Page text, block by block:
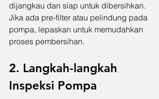
dijangkau dan siap untuk dibersihkan.
Jika ada pre-filter atau pelindung pada
pompa, lepaskan untuk memudahkan
proses pembersihan.
2. Langkah-langkah
Inspeksi Pompa